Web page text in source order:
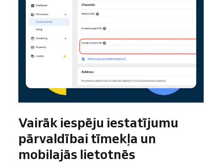
Vairāk iespēju iestatījumu
pārvaldībai tīmekļa un
mobilajās lietotnēs